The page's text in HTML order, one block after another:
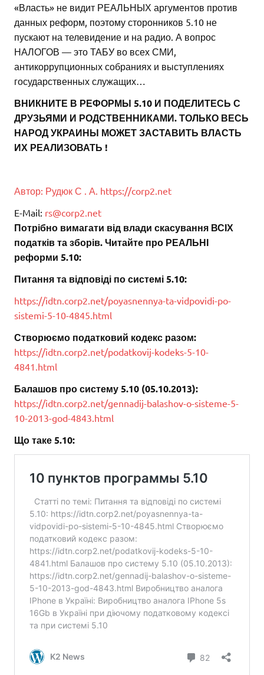
«Власть» не видит РЕАЛЬНЫХ аргументов против
данных реформ, поэтому сторонников 5.10 не
пускают на телевидение и на радио. А вопрос
НАЛОГОВ — это ТАБУ во всех СМИ,
антикоррупционных собраниях и выступлениях
государственных служащих…
ВНИКНИТЕ В РЕФОРМЫ 5.10 И ПОДЕЛИТЕСЬ С
ДРУЗЬЯМИ И РОДСТВЕННИКАМИ. ТОЛЬКО ВЕСЬ
НАРОД УКРАИНЫ МОЖЕТ ЗАСТАВИТЬ ВЛАСТЬ
ИХ РЕАЛИЗОВАТЬ !
Автор: Рудюк С А https://corp2.net
E-Mail: rs@corp2.net
Потрібно вимагати від влади скасування ВСІХ
податків та зборів. Читайте про РЕАЛЬНІ
реформи 5.10:
Питання та відповіді по системі 5.10:
https://idtn.corp2.net/poyasnennya-ta-vidpovidi-po-
sistemi-5-10-4845.html
Створюємо податковий кодекс разом:
https://idtn.corp2.net/podatkovij-kodeks-5-10-
4841.html
Балашов про систему 5.10 (05.10.2013):
https://idtn.corp2.net/gennadij-balashov-o-sisteme-5-
10-2013-god-4843.html
Що таке 5.10: